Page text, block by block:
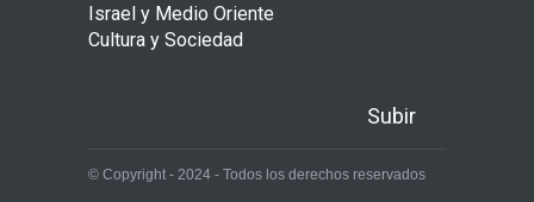
Israel y Medio Oriente
Cultura y Sociedad
Subir
© Copyright - 2024 - Todos los derechos reservados